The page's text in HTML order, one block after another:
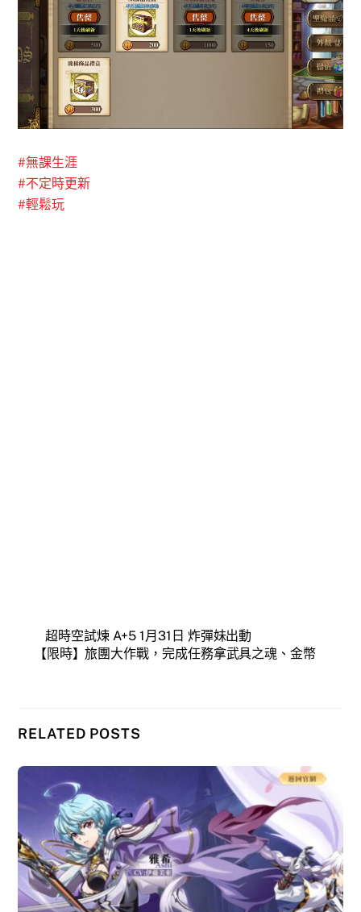
#無課生涯
#不定時更新
#輕鬆玩
超時空試煉 A+5 1月31日 炸彈妹出動
【限時】旅團大作戰，完成任務拿武具之魂、金幣
RELATED POSTS